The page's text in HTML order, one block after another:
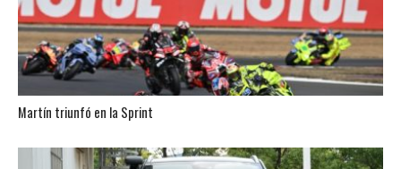
Martín triunfó en la Sprint